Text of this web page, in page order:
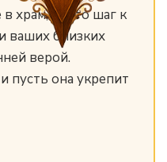
храм, — это шаг к
ваших близких
верой.
она укрепит